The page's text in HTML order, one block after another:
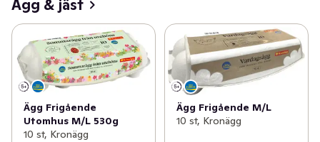
Ägg & jäst
Ägg Frigående
Utomhus M/L 530g
10 st, Kronägg
Ägg Frigående M/L
10 st, Kronägg